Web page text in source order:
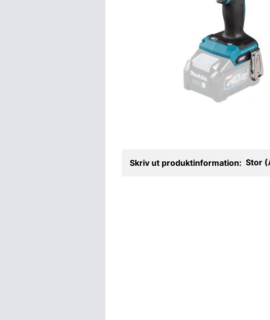
Skriv ut produktinformation: Stor